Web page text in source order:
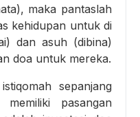
maka pantaslah
kehidupan untuk di
dan asuh (dibina)
doa untuk mereka.
sepanjang
pasangan